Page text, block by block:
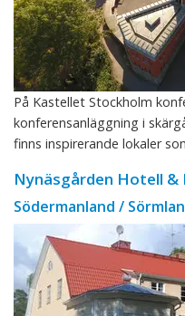
På Kastellet Stockholm
konferensanläggning i
finns inspirerande lokaler
Nynäsgården Hotell &
Södermanland /